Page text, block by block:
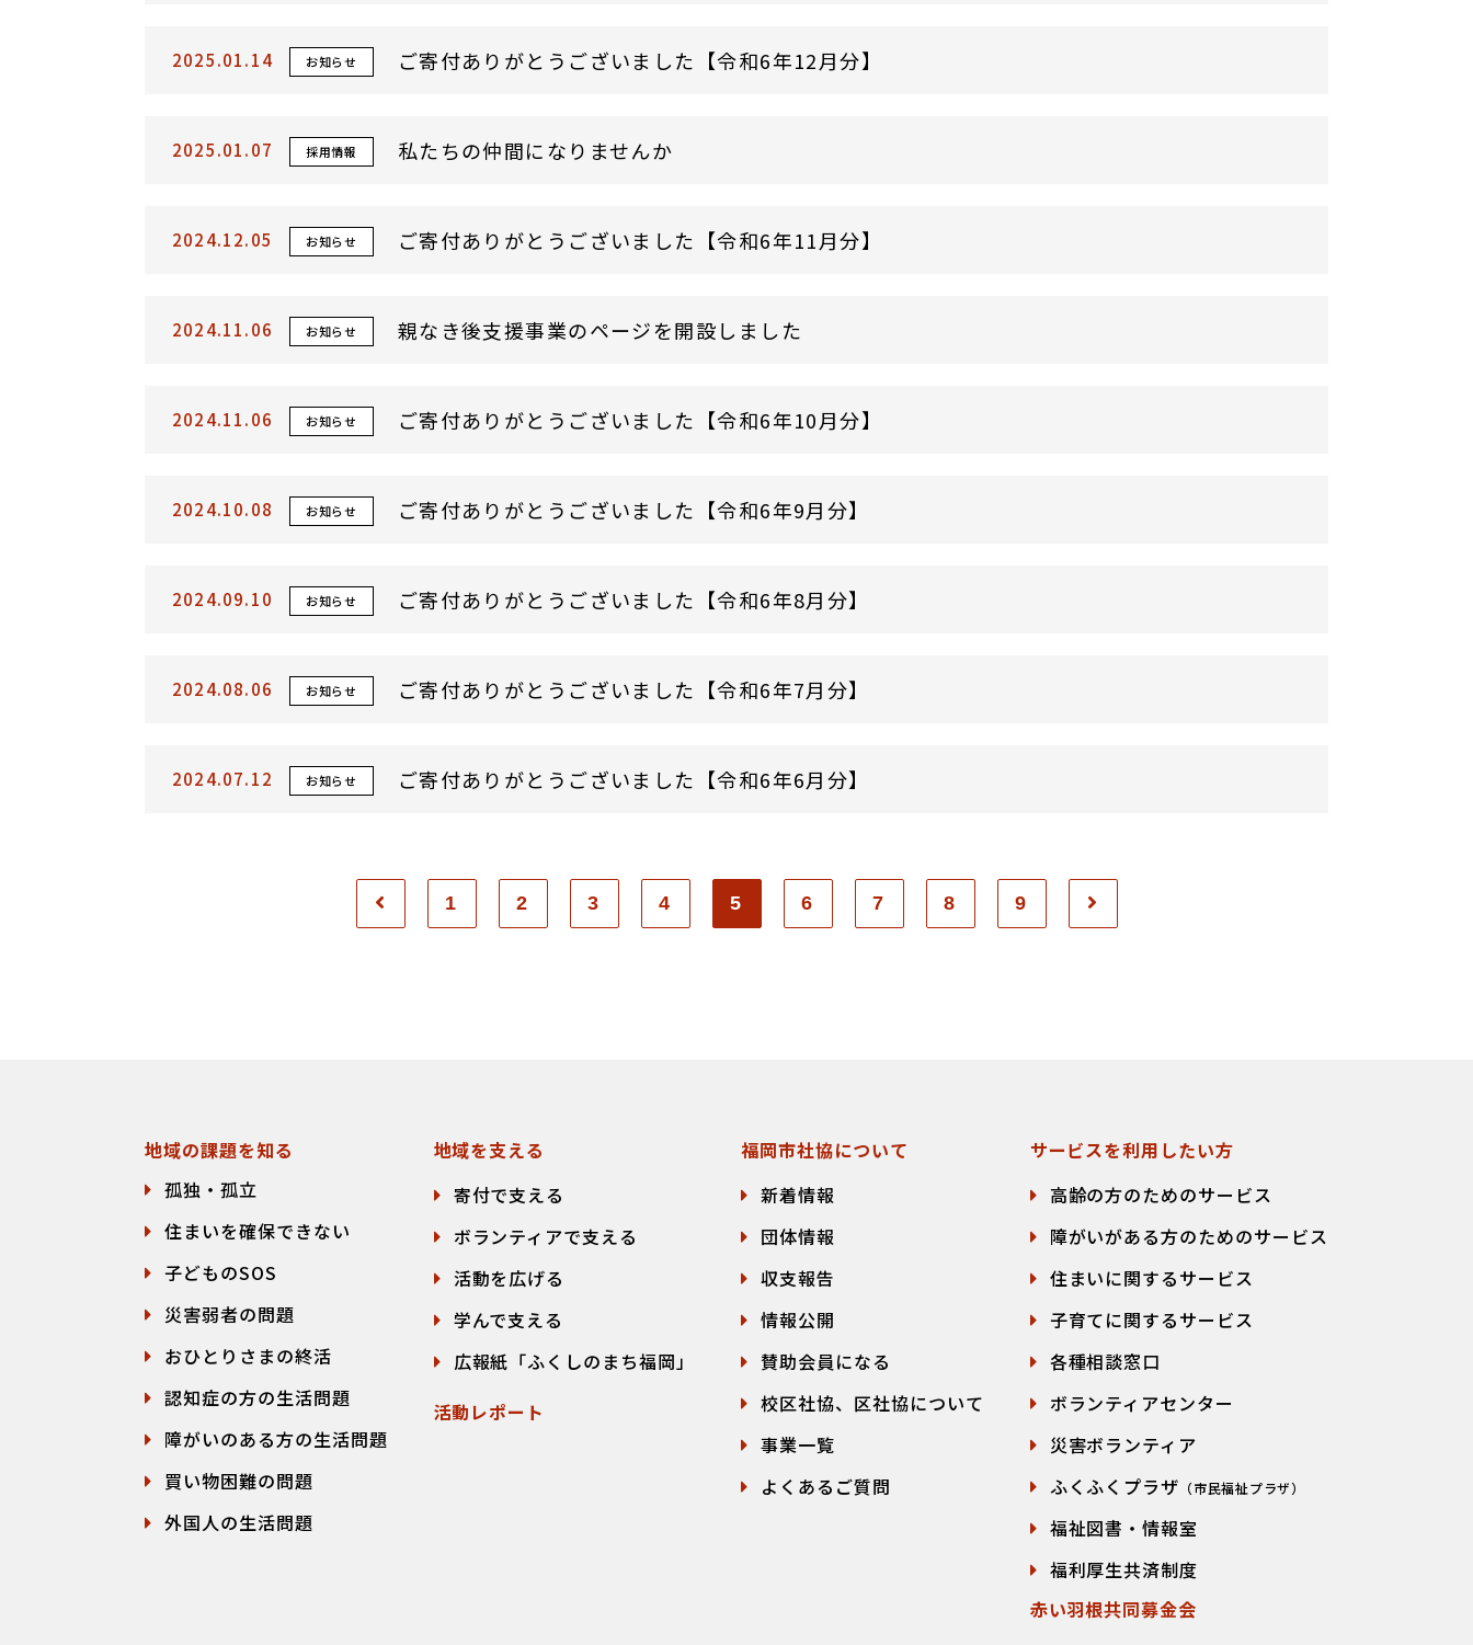
2025.01.14 お知らせ ご寄付ありがとうございました【令和6年12月分】
2025.01.07 採用情報 私たちの仲間になりませんか
2024.12.05 お知らせ ご寄付ありがとうございました【令和6年11月分】
2024.11.06 お知らせ 親なき後支援事業のページを開設しました
2024.11.06 お知らせ ご寄付ありがとうございました【令和6年10月分】
2024.10.08 お知らせ ご寄付ありがとうございました【令和6年9月分】
2024.09.10 お知らせ ご寄付ありがとうございました【令和6年8月分】
2024.08.06 お知らせ ご寄付ありがとうございました【令和6年7月分】
2024.07.12 お知らせ ご寄付ありがとうございました【令和6年6月分】
1 2 3 4 5 6 7 8 9
地域の課題を知る
孤独・孤立
住まいを確保できない
子どものSOS
災害弱者の問題
おひとりさまの終活
認知症の方の生活問題
障がいのある方の生活問題
買い物困難の問題
外国人の生活問題
地域を支える
寄付で支える
ボランティアで支える
活動を広げる
学んで支える
広報紙「ふくしのまち福岡」
活動レポート
福岡市社協について
新着情報
団体情報
収支報告
情報公開
賛助会員になる
校区社協、区社協について
事業一覧
よくあるご質問
サービスを利用したい方
高齢の方のためのサービス
障がいがある方のためのサービス
住まいに関するサービス
子育てに関するサービス
各種相談窓口
ボランティアセンター
災害ボランティア
ふくふくプラザ （市民福祉プラザ）
福祉図書・情報室
福利厚生共済制度
赤い羽根共同募金会